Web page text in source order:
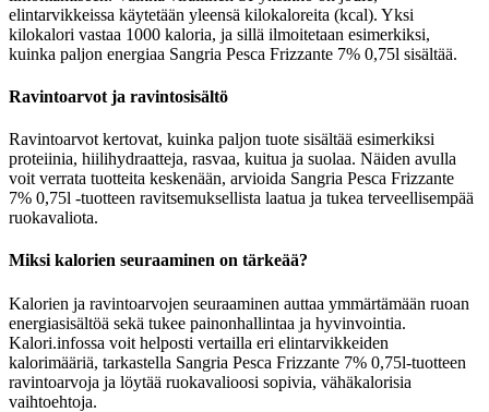
elintarvikkeissa käytetään yleensä kilokaloreita (kcal). Yksi
kilokalori vastaa 1000 kaloria, ja sillä ilmoitetaan esimerkiksi,
kuinka paljon energiaa Sangria Pesca Frizzante 7% 0,75l sisältää.
Ravintoarvot ja ravintosisältö
Ravintoarvot kertovat, kuinka paljon tuote sisältää esimerkiksi
proteiinia, hiilihydraatteja, rasvaa, kuitua ja suolaa. Näiden avulla
voit verrata tuotteita keskenään, arvioida Sangria Pesca Frizzante
7% 0,75l -tuotteen ravitsemuksellista laatua ja tukea terveellisempää
ruokavaliota.
Miksi kalorien seuraaminen on tärkeää?
Kalorien ja ravintoarvojen seuraaminen auttaa ymmärtämään ruoan
energiasisältöä sekä tukee painonhallintaa ja hyvinvointia.
Kalori.infossa voit helposti vertailla eri elintarvikkeiden
kalorimääriä, tarkastella Sangria Pesca Frizzante 7% 0,75l-tuotteen
ravintoarvoja ja löytää ruokavalioosi sopivia, vähäkalorisia
vaihtoehtoja.